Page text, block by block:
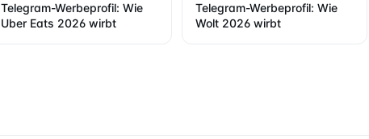
Telegram-Werbeprofil: Wie
Uber Eats 2026 wirbt
Telegram-Werbeprofil: Wie
Wolt 2026 wirbt